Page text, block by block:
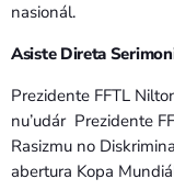
nasionál.
Asiste Direta
Prezidente FFTL
nu’udár Prezidente
Rasizmu no
abertura Kopa